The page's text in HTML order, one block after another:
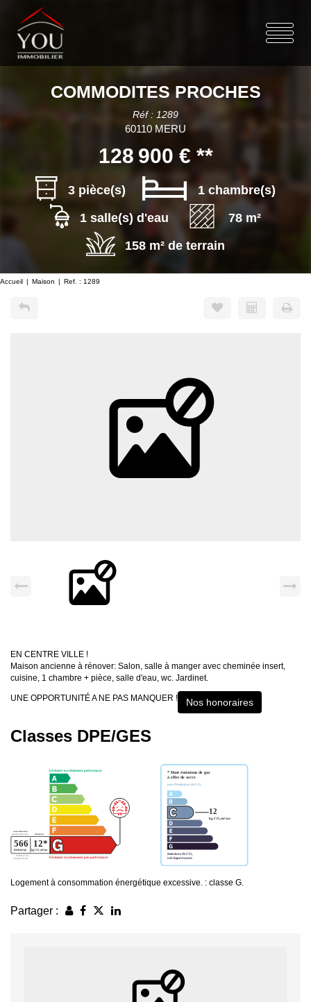
COMMODITES PROCHES
Réf : 1289
60110 MERU
128 900 € **
3 pièce(s)
1 chambre(s)
1 salle(s) d'eau
78 m²
158 m² de terrain
Accueil Maison Ref. : 1289
EN CENTRE VILLE !
Maison ancienne à rénover: Salon, salle à manger avec cheminée insert,
cuisine, 1 chambre + pièce, salle d'eau, wc. Jardinet.
UNE OPPORTUNITÉ A NE PAS MANQUER ! Nos honoraires
Classes DPE/GES
Logement à consommation énergétique excessive. : classe G.
Partager :